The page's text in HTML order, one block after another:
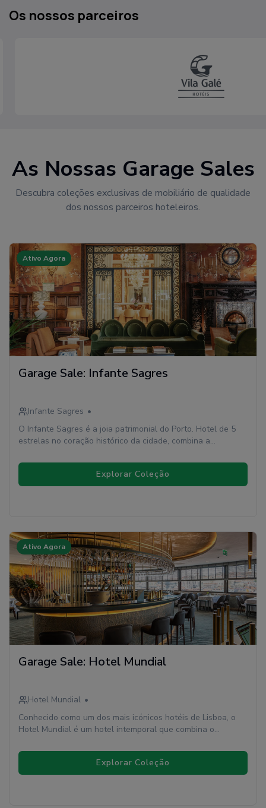
Os nossos parceiros
As Nossas Garage Sales
Descubra coleções exclusivas de mobiliário de qualidade
dos nossos parceiros hoteleiros.
Ativo Agora
Garage Sale: Infante Sagres
Infante Sagres •
O Infante Sagres é a joia patrimonial do Porto. Hotel de 5
estrelas no coração histórico da cidade, combina a
modernidade cuidadosamente preservada.
Explorar Coleção
Ativo Agora
Garage Sale: Hotel Mundial
Hotel Mundial •
Conhecido como um dos mais icónicos hotéis de Lisboa, o
Hotel Mundial é um hotel intemporal que combina o
história de prestígio. Este hotel de 4 estrelas, hoje com 349
quartos, fica situado no coração de Lisboa, na Baixa
Pombalina, com o Castelo de S.Jorge como cenário e a Praça
Explorar Coleção